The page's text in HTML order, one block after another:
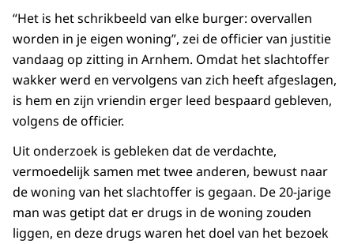
“Het is het schrikbeeld van elke burger: overvallen
worden in je eigen woning”, zei de officier van justitie
vandaag op zitting in Arnhem. Omdat het slachtoffer
wakker werd en vervolgens van zich heeft afgeslagen,
is hem en zijn vriendin erger leed bespaard gebleven,
volgens de officier.
Uit onderzoek is gebleken dat de verdachte,
vermoedelijk samen met twee anderen, bewust naar
de woning van het slachtoffer is gegaan. De 20-jarige
man was getipt dat er drugs in de woning zouden
liggen, en deze drugs waren het doel van het bezoek